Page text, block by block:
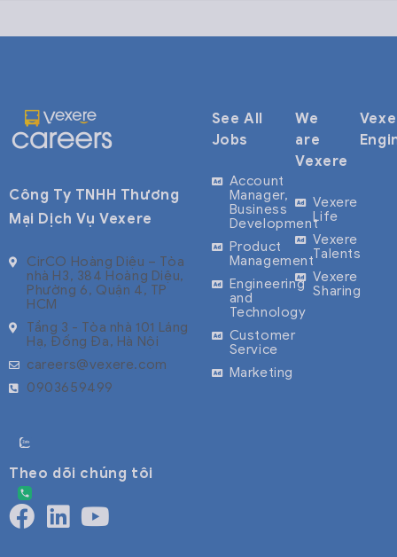
Công Ty TNHH Thương
Mại Dịch Vụ Vexere
CirCO Hoàng Diệu – Tòa
nhà H3, 384 Hoàng Diệu,
Phường 6, Quận 4, TP
HCM
Tầng 3 - Tòa nhà 101 Láng
Hạ, Đống Đa, Hà Nội
careers@vexere.com
0903659499
See All
Jobs
Account
Manager,
Business
Development
Product
Management
Engineering
and
Technology
Customer
Service
Marketing
We
are
Vexere
Vexere
Life
Vexere
Talents
Vexere
Sharing
Theo dõi chúng tôi